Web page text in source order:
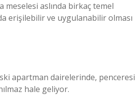
aslında birkaç temel
erişilebilir ve uygulanabilir olması
apartman dairelerinde, penceresi
hale geliyor.